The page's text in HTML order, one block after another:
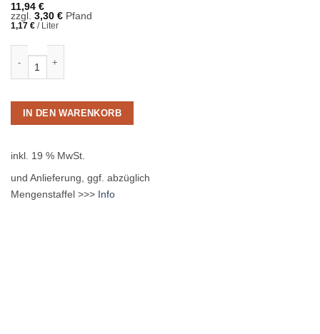
11,94 €
zzgl. 3,30 €Pfand
1,17 €/ Liter
IN DEN WARENKORB
inkl. 19 % MwSt.
und Anlieferung, ggf. abzüglich
Mengenstaffel >>> Info